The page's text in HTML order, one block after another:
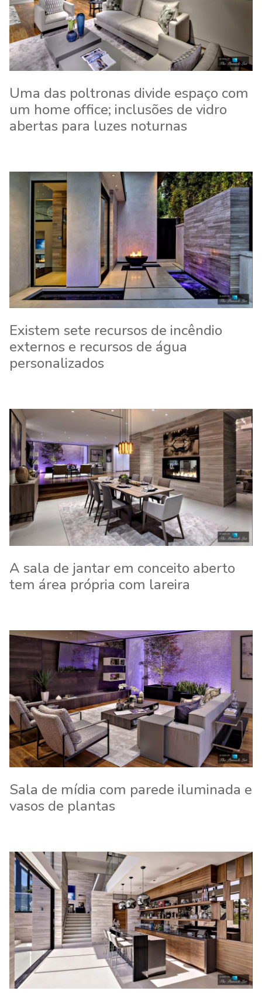
Uma das poltronas divide espaço com
um home office; inclusões de vidro
abertas para luzes noturnas
Existem sete recursos de incêndio
externos e recursos de água
personalizados
A sala de jantar em conceito aberto
tem área própria com lareira
Sala de mídia com parede iluminada e
vasos de plantas